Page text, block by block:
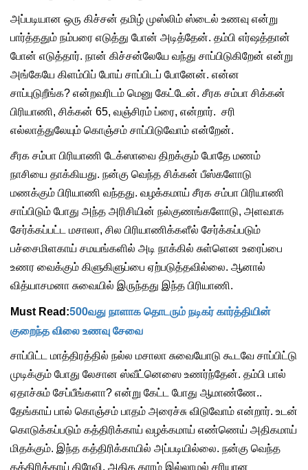
அப்படியான ஒரு கிச்சன் தமிழ் முஸ்லிம் ஸ்டைல் உணவு என்று
பார்த்ததும் நம்பரை எடுத்து போன் அடித்தேன். தம்பி எர்ஷத்தான்
போன் எடுத்தார். நான் கிச்சன்லேயே வந்து சாப்பிடுகிறேன் என்று
அங்கேயே கிளம்பிப் போய் சாப்பிடப் போனேன். என்ன
சாப்புடுறீங்க? என்றவரிடம் மெனு கேட்டேன். சீரக சம்பா சிக்கன்
பிரியாணி, சிக்கன் 65, வஞ்சிரம் ப்ரை, என்றார். சரி
எல்லாத்துலேயும் கொஞ்சம் சாப்பிடுவோம் என்றேன்.
சீரக சம்பா பிரியாணி டேக்ஸாவை திறக்கும் போதே மணம்
நாசியை தாக்கியது. நன்கு வெந்த சிக்கன் பீஸ்களோடு
மணக்கும் பிரியாணி வந்தது. வழக்கமாய் சீரக சம்பா பிரியாணி
சாப்பிடும் போது அந்த அரிசியின் நல்குணங்களோடு, அளவாக
சேர்க்கப்பட்ட மசாலா, சில பிரியாணிக்களீல் சேர்க்கப்படும்
பச்சைமிளகாய் சமயங்களில் அடி நாக்கில் சுள்ளென உரைப்பை
உணர வைக்கும் கிளுகிளுப்பை ஏற்படுத்தவில்லை. ஆனால்
வித்யாசமனா சுவையில் இருந்தது இந்த பிரியாணி.
Must Read:500வது நாளாக தொடரும் நடிகர் கார்த்தியின்
குறைந்த விலை உணவு சேவை
சாப்பிட்ட மாத்திரத்தில் நல்ல மசாலா சுவையோடு கூடவே சாப்பிட்டு
முடிக்கும் போது லேசான ஸ்வீட்னெஸை உணர்ந்தேன். தம்பி பால்
ஏதாச்சும் சேப்பீங்களா? என்று கேட்ட போது ஆமாண்ணே..
தேங்காய் பால் கொஞ்சம் பாதம் அரைச்சு விடுவோம் என்றார். உடன்
கொடுக்கப்படும் கத்திரிக்காய் வழக்கமாய் எண்ணெய் அதிகமாய்
மிதக்கும். இந்த கத்திரிக்காயில் அப்படியில்லை. நன்கு வெந்த
கத்திரிக்காய் கிரேவி. அதிக காரம் இல்லாமல் சரியான